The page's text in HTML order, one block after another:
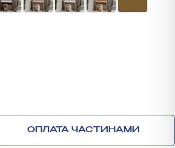
ОПЛАТА ЧАСТИНАМИ